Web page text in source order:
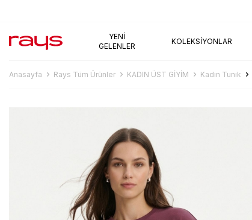
YENI
GELENLER
KOLEKSIYONLAR
Anasayfa Rays Tüm Ürünler KADIN ÜST GİYİM Kadın Tunik